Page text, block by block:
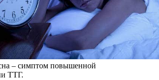
– симптом повышенной
ТТГ.